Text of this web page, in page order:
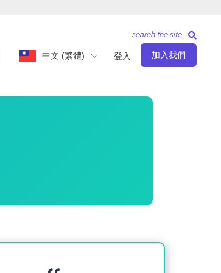
中文 (繁體) 登入 加入我們
search the site